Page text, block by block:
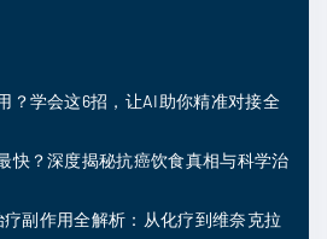
？学会这6招，让AI助你精准对接全
快？深度揭秘抗癌饮食真相与科学治
副作用全解析：从化疗到维奈克拉